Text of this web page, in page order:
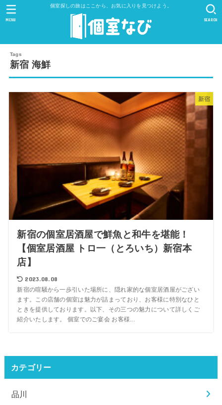
個室探しの旅はここから、お気に入りを見つけよう。
SEARCH
MENU
新宿 海鮮
新宿
新宿の個室居酒屋で鮮魚と和牛を堪能！
【個室居酒屋 トロ一（とろいち）新宿本
店】
2023.08.08
新宿の喧騒から一歩引いた場所に、隠れ家的な個室居酒屋がござい
ます。この店舗の個室は魅力が詰まっており、お客様に特別なひと
ときを提供しております。以下、その三つの魅力について詳しくご
紹介いたします。 個室でのご宴会 お客様...
カテゴリー
品川